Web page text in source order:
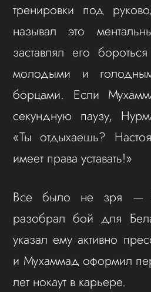
тренировки под
называл это
заставлял его
молодыми и
борцами. Если
секундную паузу,
«Ты отдыхаешь?
имеет права уставать!»
Все было не зря —
разобрал бой для
указал ему активно
и Мухаммад оформил
лет нокаут в карьере.